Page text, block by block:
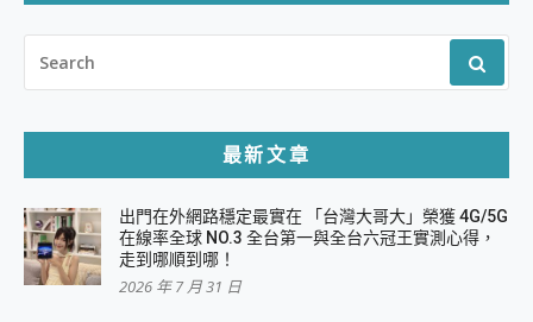
FOR:
最新文章
出門在外網路穩定最實在 「台灣大哥大」榮獲 4G/5G
在線率全球 NO.3 全台第一與全台六冠王實測心得，
走到哪順到哪！
2026 年 7 月 31 日